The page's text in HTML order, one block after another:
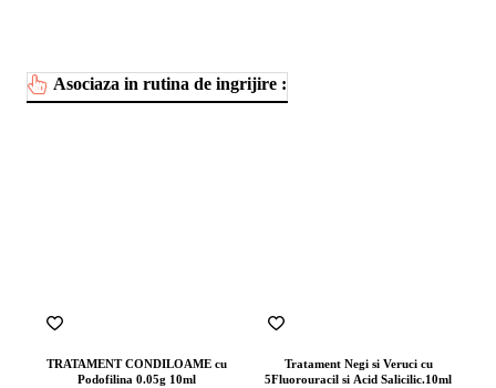
Asociaza in rutina de ingrijire :
TRATAMENT CONDILOAME cu
Podofilina 0.05g 10ml
Tratament Negi si Veruci cu
5Fluorouracil si Acid Salicilic.10ml